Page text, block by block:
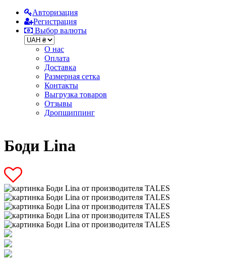
Авторизация
Регистрация
Выбор валюты
О нас
Оплата
Доставка
Размерная сетка
Контакты
Выгрузка товаров
Отзывы
Дропшиппинг
Боди Lina